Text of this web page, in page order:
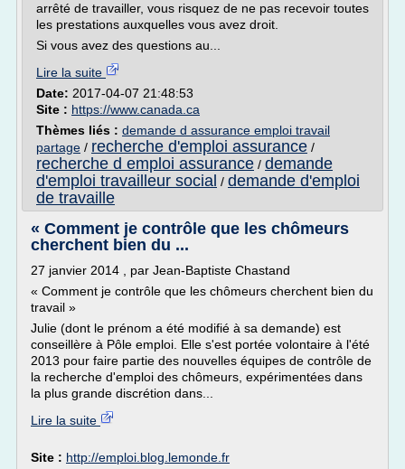
arrêté de travailler, vous risquez de ne pas recevoir toutes
les prestations auxquelles vous avez droit.
Si vous avez des questions au...
Lire la suite
Date: 2017-04-07 21:48:53
Site : https://www.canada.ca
Thèmes liés : demande d assurance emploi travail
partage / recherche d'emploi assurance /
recherche d emploi assurance / demande
d'emploi travailleur social / demande d'emploi
de travaille
« Comment je contrôle que les chômeurs
cherchent bien du ...
27 janvier 2014 , par Jean-Baptiste Chastand
« Comment je contrôle que les chômeurs cherchent bien du
travail »
Julie (dont le prénom a été modifié à sa demande) est
conseillère à Pôle emploi. Elle s'est portée volontaire à l'été
2013 pour faire partie des nouvelles équipes de contrôle de
la recherche d'emploi des chômeurs, expérimentées dans
la plus grande discrétion dans...
Lire la suite
Site : http://emploi.blog.lemonde.fr